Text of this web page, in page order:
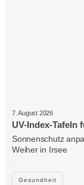
Gesundheit
7. August 2026
UV-Index-Tafeln
Sonnenschutz
Weiher in Irsee